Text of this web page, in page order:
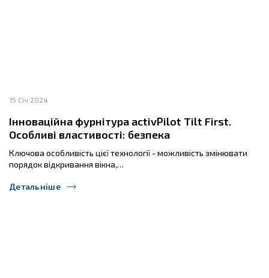
15 Січ 2024
Інноваційна фурнітура activPilot Tilt First.
Особливі властивості: безпека
Ключова особливість цієї технології - можливість змінювати
порядок відкривання вікна,…
Детальніше